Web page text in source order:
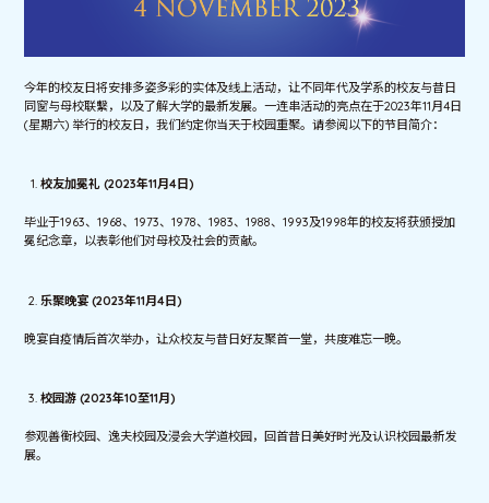
今年的校友日将安排多姿多彩的实体及线上活动，让不同年代及学系的校友与昔日
同窗与母校联繫，以及了解大学的最新发展。一连串活动的亮点在于2023年11月4日
(星期六) 举行的校友日，我们约定你当天于校园重聚。请参阅以下的节目简介：
校友加冕礼 (2023年11月4日)
毕业于1963、1968、1973、1978、1983、1988、1993及1998年的校友将获颁授加
冕纪念章，以表彰他们对母校及社会的贡献。
乐聚晚宴 (2023年11月4日)
晚宴自疫情后首次举办，让众校友与昔日好友聚首一堂，共度难忘一晚。
校园游 (2023年10至11月)
参观善衡校园、逸夫校园及浸会大学道校园，回首昔日美好时光及认识校园最新发
展。